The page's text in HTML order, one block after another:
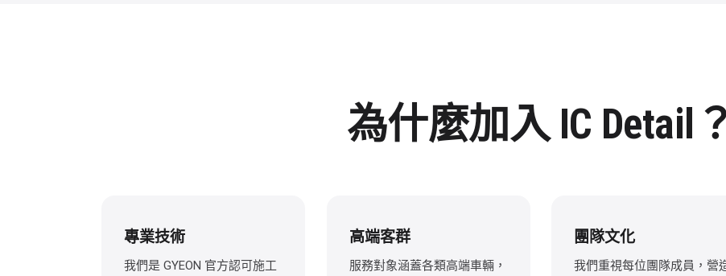
為什麼加入 IC Detail？
專業技術
我們是 GYEON 官方認可施工
高端客群
服務對象涵蓋各類高端車輛，
團隊文化
我們重視每位團隊成員，營